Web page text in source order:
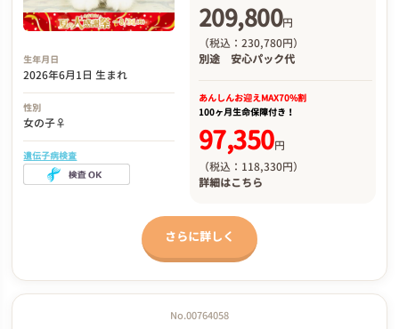
生年月日
2026年6月1日 生まれ
性別
女の子♀
遺伝子病検査
209,800円
（税込：230,780円）
別途 安心パック代
あんしんお迎えMAX70%割
100ヶ月生命保障付き！
97,350円
（税込：118,330円）
詳細はこちら
さらに詳しく
No.00764058